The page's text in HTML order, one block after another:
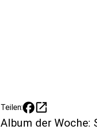
Teilen: open_in_new
Album der Woche: